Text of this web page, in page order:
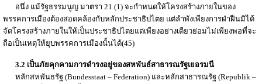
อนึ่ง แม้รัฐธรรมนูญ มาตรา 21 (1) จะกำหนดให้โครงสร้างภายในของ
พรรคการเมืองต้องสอดคล้องกับหลักประชาธิปไตย แต่ลำพังเพียงการฝ่าฝืนมิได้
จัดโครงสร้างภายในให้เป็นประชาธิปไตยแต่เพียงอย่างเดียวย่อมไม่เพียงพอที่จะ
ถือเป็นเหตุให้ยุบพรรคการเมืองนั้นได้(45)
3.2 เป็นภัยคุกคามการดำรงอยู่ของสหพันธ์สาธารณรัฐเยอรมนี
หลักสหพันธรัฐ (Bundesstaat – Federation) และหลักสาธารณรัฐ (Republik –